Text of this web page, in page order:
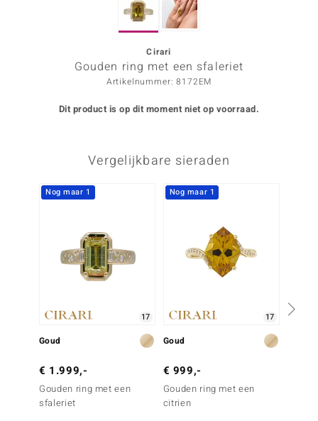
Cirari
Gouden ring met een sfaleriet
Artikelnummer: 8172EM
Dit product is op dit moment niet op voorraad.
Vergelijkbare sieraden
Nog maar 1
17
Goud
€ 1.999,-
Gouden ring met een
sfaleriet
Nog maar 1
17
Goud
€ 999,-
Gouden ring met een
citrien